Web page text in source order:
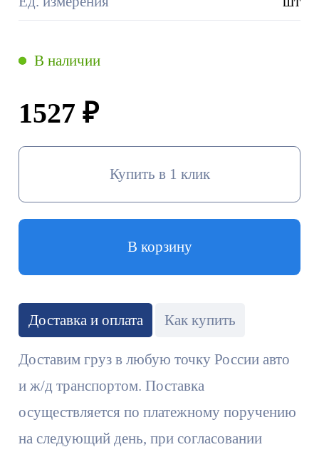
1527 ₽
В наличии
В корзину
Купить в 1 клик
Доставка и оплата Как купить
Доставим груз в любую точку России авто
и ж/д транспортом. Поставка
осуществляется по платежному поручению
на следующий день, при согласовании